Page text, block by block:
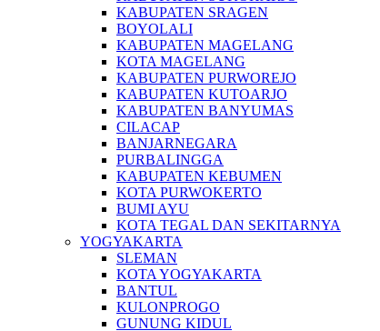
KABUPATEN SRAGEN
BOYOLALI
KABUPATEN MAGELANG
KOTA MAGELANG
KABUPATEN PURWOREJO
KABUPATEN KUTOARJO
KABUPATEN BANYUMAS
CILACAP
BANJARNEGARA
PURBALINGGA
KABUPATEN KEBUMEN
KOTA PURWOKERTO
BUMI AYU
KOTA TEGAL DAN SEKITARNYA
YOGYAKARTA
SLEMAN
KOTA YOGYAKARTA
BANTUL
KULONPROGO
GUNUNG KIDUL